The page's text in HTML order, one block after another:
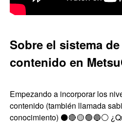
Sobre el sistema
contenido en
Empezando a incorporar los
contenido (también llamada
conocimiento) ⚫🔴 🟡 🟢 🔵⚪